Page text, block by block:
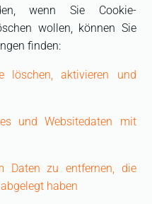
wenn Sie Cookie-
wollen, können Sie
finden:
löschen, aktivieren und
und Websitedaten mit
Daten zu entfernen, die
haben